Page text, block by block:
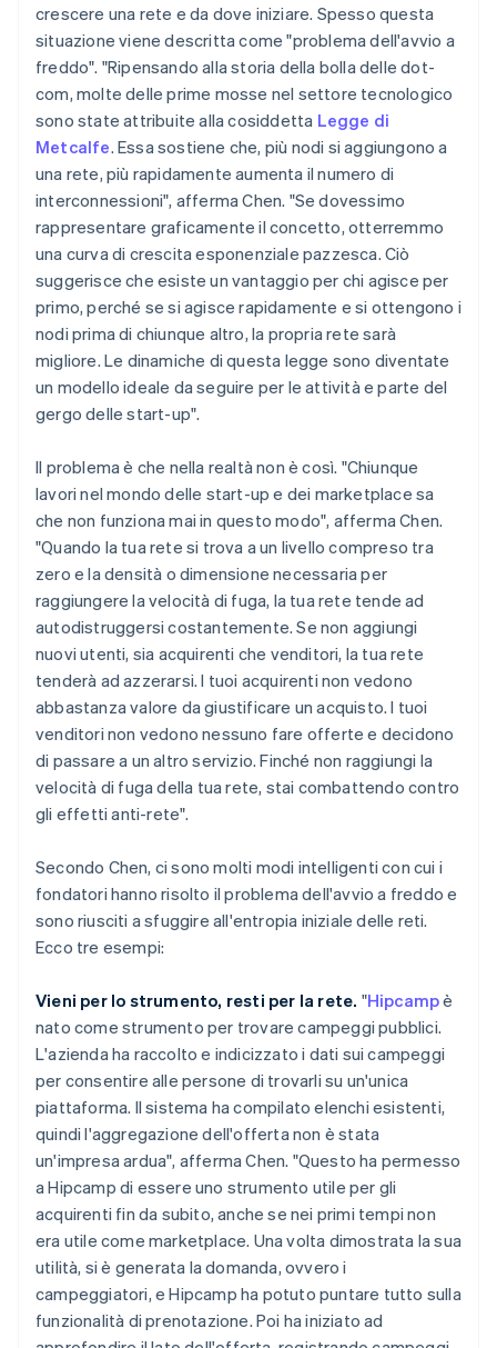
crescere una rete e da dove iniziare. Spesso questa
situazione viene descritta come "problema dell'avvio a
freddo". "Ripensando alla storia della bolla delle dot-
com, molte delle prime mosse nel settore tecnologico
sono state attribuite alla cosiddetta Legge di
Metcalfe. Essa sostiene che, più nodi si aggiungono a
una rete, più rapidamente aumenta il numero di
interconnessioni", afferma Chen. "Se dovessimo
rappresentare graficamente il concetto, otterremmo
una curva di crescita esponenziale pazzesca. Ciò
suggerisce che esiste un vantaggio per chi agisce per
primo, perché se si agisce rapidamente e si ottengono i
nodi prima di chiunque altro, la propria rete sarà
migliore. Le dinamiche di questa legge sono diventate
un modello ideale da seguire per le attività e parte del
gergo delle start-up".
Il problema è che nella realtà non è così. "Chiunque
lavori nel mondo delle start-up e dei marketplace sa
che non funziona mai in questo modo", afferma Chen.
"Quando la tua rete si trova a un livello compreso tra
zero e la densità o dimensione necessaria per
raggiungere la velocità di fuga, la tua rete tende ad
autodistruggersi costantemente. Se non aggiungi
nuovi utenti, sia acquirenti che venditori, la tua rete
tenderà ad azzerarsi. I tuoi acquirenti non vedono
abbastanza valore da giustificare un acquisto. I tuoi
venditori non vedono nessuno fare offerte e decidono
di passare a un altro servizio. Finché non raggiungi la
velocità di fuga della tua rete, stai combattendo contro
gli effetti anti-rete".
Secondo Chen, ci sono molti modi intelligenti con cui i
fondatori hanno risolto il problema dell'avvio a freddo e
sono riusciti a sfuggire all'entropia iniziale delle reti.
Ecco tre esempi:
Vieni per lo strumento, resti per la rete. "Hipcampè
nato come strumento per trovare campeggi pubblici.
L'azienda ha raccolto e indicizzato i dati sui campeggi
per consentire alle persone di trovarli su un'unica
piattaforma. Il sistema ha compilato elenchi esistenti,
quindi l'aggregazione dell'offerta non è stata
un'impresa ardua", afferma Chen. "Questo ha permesso
a Hipcamp di essere uno strumento utile per gli
acquirenti fin da subito, anche se nei primi tempi non
era utile come marketplace. Una volta dimostrata la sua
utilità, si è generata la domanda, ovvero i
campeggiatori, e Hipcamp ha potuto puntare tutto sulla
funzionalità di prenotazione. Poi ha iniziato ad